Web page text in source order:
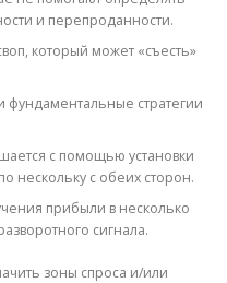
и перепроданности.
который может «съесть»
фундаментальные стратегии
с помощью установки
нескольку с обеих сторон.
прибыли в несколько
сигнала.
зоны спроса и/или